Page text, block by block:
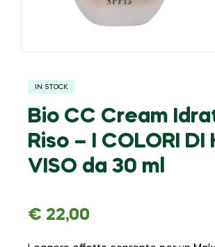
IN STOCK
Bio CC Cream
Riso – I COLORI DI
VISO da 30 ml
€ 22,00